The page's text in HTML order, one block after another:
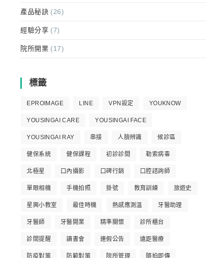
產品秘訣 (26)
經驗分享 (7)
院所開業 (17)
標籤
EPROIMAGE LINE VPN設定 YOUKNOW
YOUSINGAI CARE YOUSINGAI FACE
YOUSINGAI RAY 串接 人臉辨識 候診區
健保系統 健保課程 初診診間 勒索病毒
北極星 口內攝影 口碑行銷 口腔諮詢師
單眼相機 手機拍照 掛號 教育訓練 旅遊史
星興小教室 最佳時機 熱感應測溫 牙醫助理
牙醫師 牙醫開業 精準關懷 診所櫃台
診間提醒 讀書會 連假公告 遠距醫療
防疫對策 防範對策 院所管理 隨拍即傳